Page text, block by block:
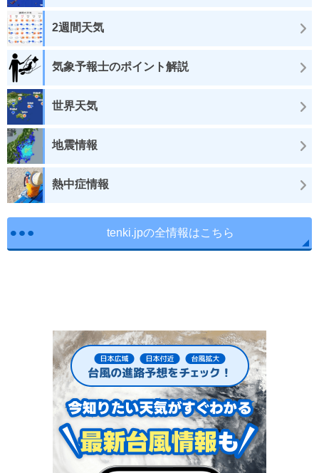
2週間天気
気象予報士のポイント解説
世界天気
地震情報
熱中症情報
tenki.jpの全情報はこちら